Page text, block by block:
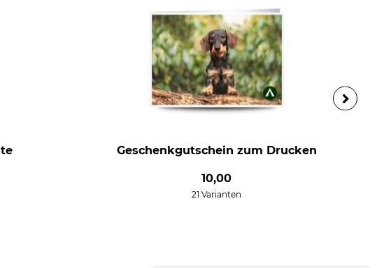
Geschenkgutschein zum Drucken
10,00
21 Varianten